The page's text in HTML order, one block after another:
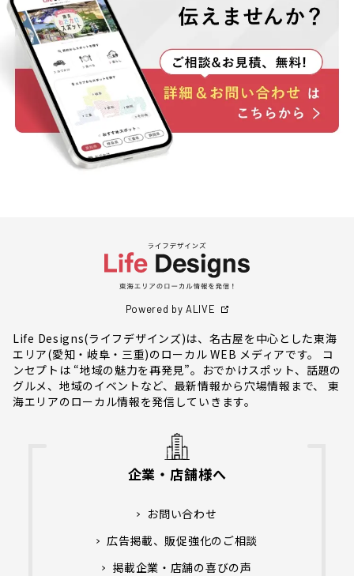
Powered by ALIVE
Life Designs(ライフデザインズ)は、名古屋を中心とした東海
エリア(愛知・岐阜・三重)のローカル WEB メディアです。 コ
ンセプトは “地域の魅力を再発見”。おでかけスポット、話題の
グルメ、地域のイベントなど、最新情報から穴場情報まで、 東
海エリアのローカル情報を発信していきます。
企業・店舗様へ
お問い合わせ
広告掲載、販促強化のご相談
掲載企業・店舗の喜びの声